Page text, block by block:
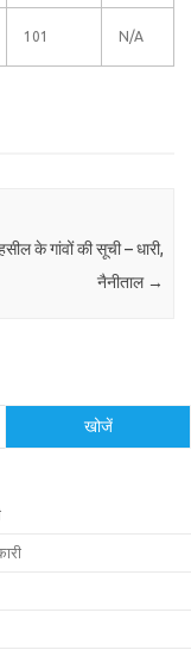
101 N/A
के गांवों की सूची – धारी,
नैनीताल →
खोजें